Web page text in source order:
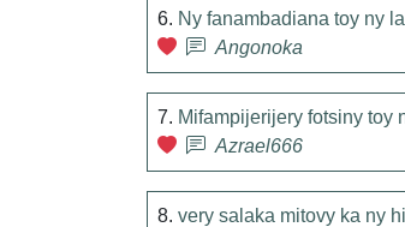
6. Ny fanambadiana toy ny
Angonoka
7. Mifampijerijery fotsiny toy
Azrael666
8. very salaka mitovy ka ny